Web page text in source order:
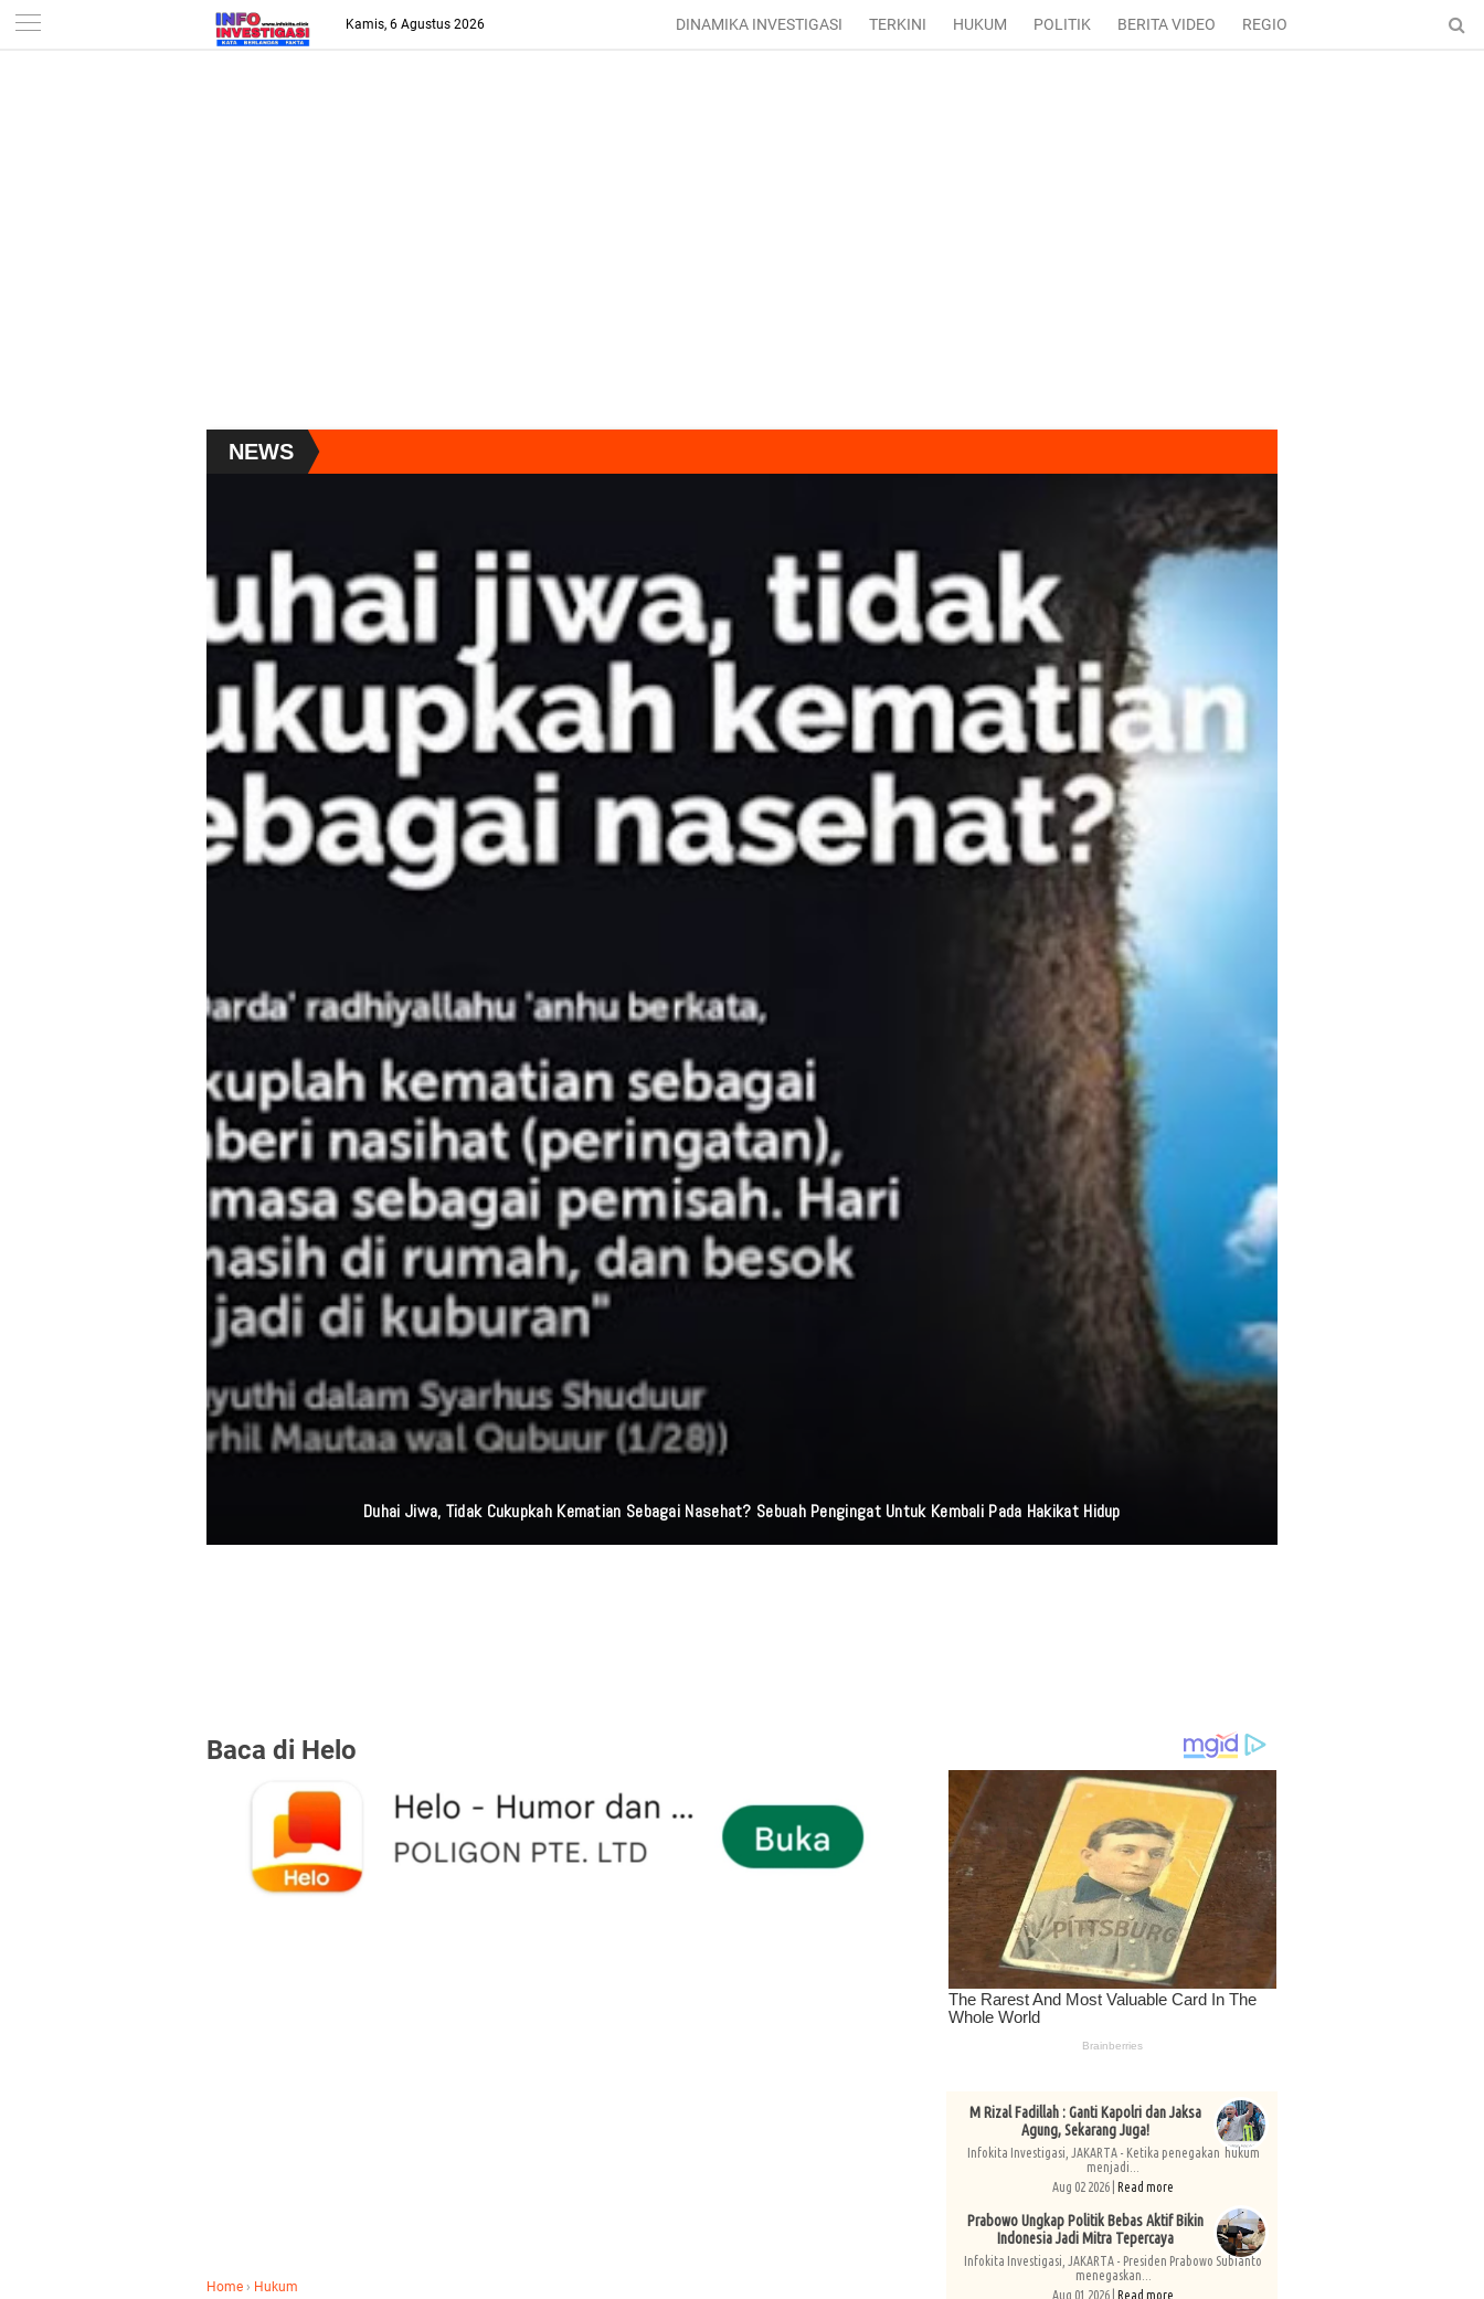
-->
Kamis, 6 Agustus 2026 DINAMIKA INVESTIGASI TERKINI HUKUM POLITIK BERITA VIDEO REGIONAL ENTERTAINMENT
NEWS
Duhai Jiwa, Tidak Cukupkah Kematian Sebagai Nasehat? Sebuah Pengingat Untuk Kembali Pada Hakikat Hidup
Baca di Helo
Home › Hukum
M Rizal Fadillah : Ganti Kapolri dan Jaksa
Agung, Sekarang Juga!
Infokita Investigasi, JAKARTA - Ketika penegakan hukum
menjadi...
Aug 02 2026 | Read more
Prabowo Ungkap Politik Bebas Aktif Bikin
Indonesia Jadi Mitra Tepercaya
Infokita Investigasi, JAKARTA - Presiden Prabowo Subianto
menegaskan...
Aug 01 2026 | Read more